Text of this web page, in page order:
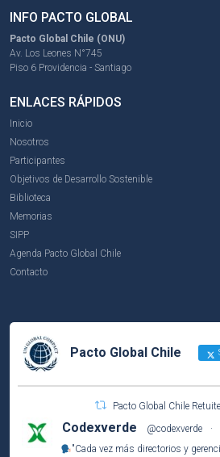
INFO PACTO GLOBAL
Pacto Global Chile (ONU)
Av. Los Leones N°745
Piso 6 Providencia - Santiago
ENLACES RÁPIDOS
Inicio
Nosotros
Participantes
Objetivos de Desarrollo Sostenible
Biblioteca
Memorias
SIPP
Agenda Pacto Global Chile
Contacto
Pacto Global Chile
Pacto Global Chile
Codexverde @codexverde ·
"Cada vez más directorios y